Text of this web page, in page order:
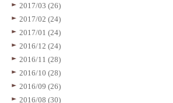
2017/03 (26)
2017/02 (24)
2017/01 (24)
2016/12 (24)
2016/11 (28)
2016/10 (28)
2016/09 (26)
2016/08 (30)